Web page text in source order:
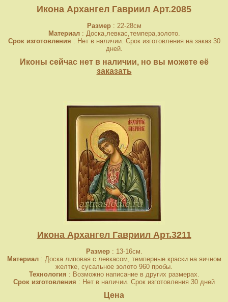
Икона Архангел Гавриил Арт.2085
Размер: 22-28см
Материал: Доска,левкас,темпера,золото.
Срок изготовления : Нет в наличии. Срок изготовления на заказ 30
дней.
Иконы сейчас нет в наличии, но вы можете её
заказать
Икона Архангел Гавриил Арт.3211
Размер: 13-16см.
Материал: Доска липовая с левкасом, темперные краски на яичном
желтке, сусальное золото 960 пробы.
Технология : Возможно написание в других размерах.
Срок изготовления : Нет в наличии. Срок изготовления 30 дней
Цена